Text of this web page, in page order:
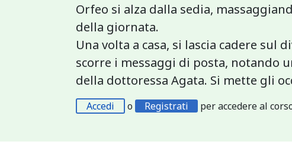
Orfeo si alza dalla sedia,
della giornata.
Una volta a casa, si lascia cadere sul
scorre i messaggi di posta, notando
della dottoressa Agata. Si mette gli
Accedi o Registrati per accedere al